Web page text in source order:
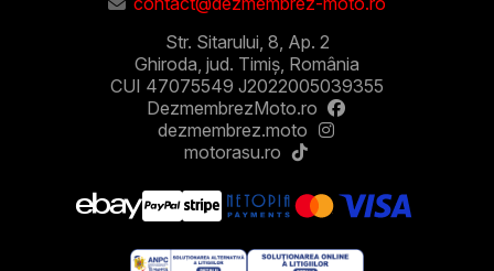
Str. Sitarului, 8, Ap. 2
Ghiroda, jud. Timiș, România
CUI 47075549 J2022005039355
DezmembrezMoto.ro
dezmembrez.moto
motorasu.ro